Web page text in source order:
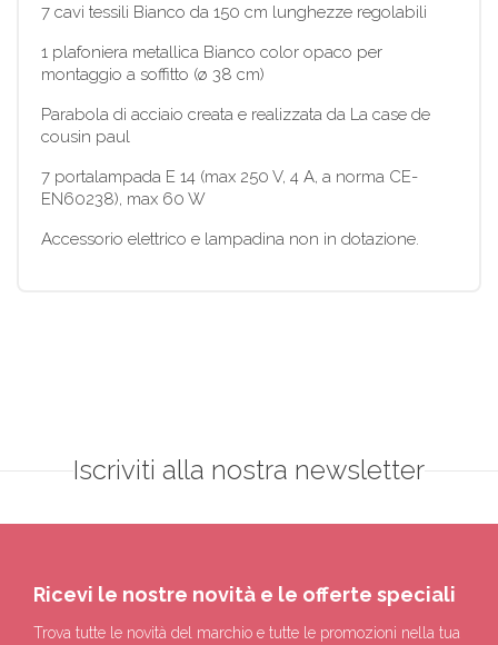
7 cavi tessili Bianco da 150 cm lunghezze regolabili
1 plafoniera metallica Bianco color opaco per
montaggio a soffitto (ø 38 cm)
Parabola di acciaio creata e realizzata da La case de
cousin paul
7 portalampada E 14 (max 250 V, 4 A, a norma CE-
EN60238), max 60 W
Accessorio elettrico e lampadina non in dotazione.
Iscriviti alla nostra newsletter
Ricevi le nostre novità e le offerte speciali
Trova tutte le novità del marchio e tutte le promozioni nella tua